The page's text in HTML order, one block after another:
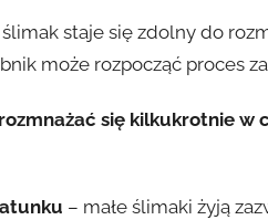
staje się zdolny do
może rozpocząć proces
się kilkukrotnie w
– małe ślimaki żyją